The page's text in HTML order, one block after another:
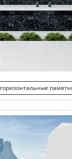
горизонтальные